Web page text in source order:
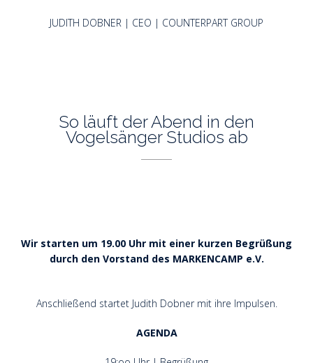
JUDITH DOBNER | CEO | COUNTERPART GROUP
So läuft der Abend in den
Vogelsänger Studios ab
Wir starten um 19.00 Uhr mit einer kurzen Begrüßung
durch den Vorstand des MARKENCAMP e.V.
Anschließend startet Judith Dobner mit ihre Impulsen.
AGENDA